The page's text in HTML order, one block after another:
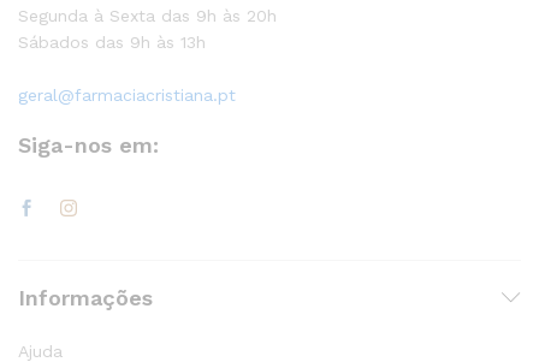
Segunda à Sexta das 9h às 20h
Sábados das 9h às 13h
geral@farmaciacristiana.pt
Siga-nos em:
Informações
Ajuda